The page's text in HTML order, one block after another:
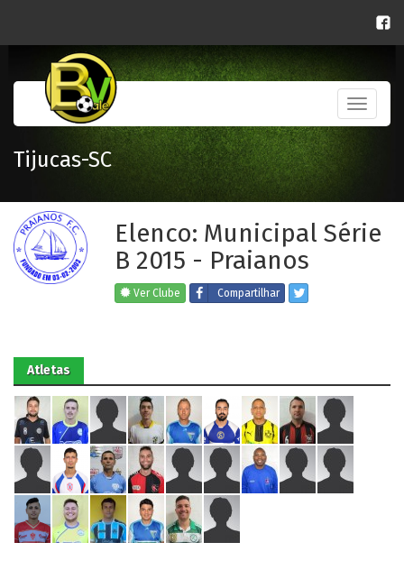
Toggle
Tijucas-SC
Elenco: Municipal Série
B 2015 - Praianos
Ver Clube Compartilhar
Atletas